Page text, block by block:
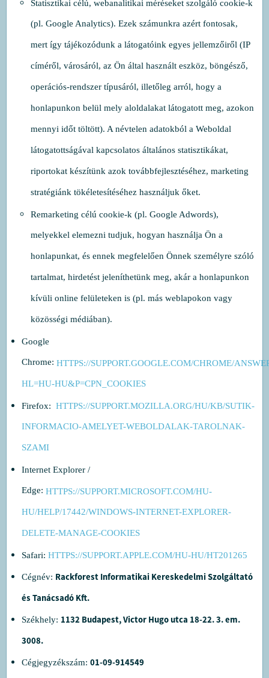
Statisztikai célú, webanalitikai méréseket szolgáló cookie-k
(pl. Google Analytics). Ezek számunkra azért fontosak,
mert így tájékozódunk a látogatóink egyes jellemzőiről (IP
címéről, városáról, az Ön által használt eszköz, böngésző,
operációs-rendszer típusáról, illetőleg arról, hogy a
honlapunkon belül mely aloldalakat látogatott meg, azokon
mennyi időt töltött). A névtelen adatokból a Weboldal
látogatottságával kapcsolatos általános statisztikákat,
riportokat készítünk azok továbbfejlesztéséhez, marketing
stratégiánk tökéletesítéséhez használjuk őket.
Remarketing célú cookie-k (pl. Google Adwords),
melyekkel elemezni tudjuk, hogyan használja Ön a
honlapunkat, és ennek megfelelően Önnek személyre szóló
tartalmat, hirdetést jeleníthetünk meg, akár a honlapunkon
kívüli online felületeken is (pl. más weblapokon vagy
közösségi médiában).
Google
Chrome: HTTPS://SUPPORT.GOOGLE.COM/CHROME/
HL=HU-HU&P=CPN_COOKIES
Firefox: HTTPS://SUPPORT.MOZILLA.ORG/HU/KB/SUTIK-
INFORMACIO-AMELYET-WEBOLDALAK-TAROLNAK-
SZAMI
Internet Explorer /
Edge: HTTPS://SUPPORT.MICROSOFT.COM/HU-
HU/HELP/17442/WINDOWS-INTERNET-EXPLORER-
DELETE-MANAGE-COOKIES
Safari: HTTPS://SUPPORT.APPLE.COM/HU-HU/HT201265
Cégnév: Rackforest Informatikai Kereskedelmi Szolgáltató
és Tanácsadó Kft.
Székhely: 1132 Budapest, Victor Hugo utca 18-22. 3. em.
3008.
Cégjegyzékszám: 01-09-914549